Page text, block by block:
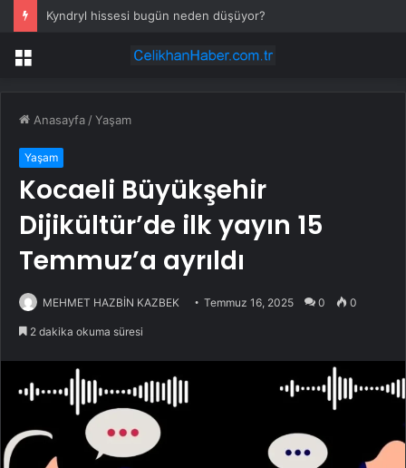
Kyndryl hissesi bugün neden düşüyor?
Menü
Anasayfa /Yaşam
Yaşam
Kocaeli Büyükşehir
Dijikültür’de ilk yayın 15
Temmuz’a ayrıldı
MEHMET HAZBİN KAZBEK Temmuz 16, 2025 0 0
2 dakika okuma süresi